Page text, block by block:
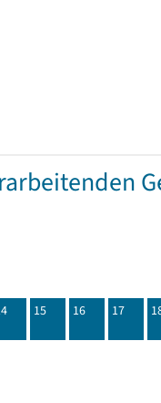
15 16 17